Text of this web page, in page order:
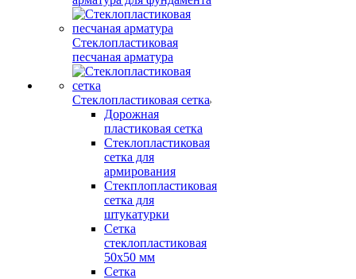
Стеклопластиковая
песчаная арматура
Стеклопластиковая сетка
Дорожная
пластиковая сетка
Стеклопластиковая
сетка для
армирования
Стекплопластиковая
сетка для
штукатурки
Сетка
стеклопластиковая
50x50 мм
Сетка